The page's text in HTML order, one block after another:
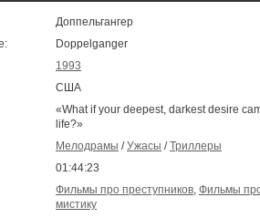
Доппельгангер
Doppelganger
1993
США
«What if your deepest, darkest desire
life?»
Мелодрамы /Ужасы /Триллеры
01:44:23
Фильмы про преступников, Фильмы
мистику